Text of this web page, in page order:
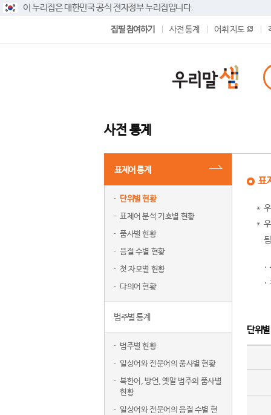
이 누리집은 대한민국 공식 전자정부 누리집입니다.
집필 참여하기 사전 통계 어휘 지도
사전 통계
표제어 통계
단위별 현황
표제어 분석 기호별 현황
품사별 현황
음절 수별 현황
첫 자모별 현황
다의어 현황
범주별 통계
범주별 현황
일상어와 전문어의 품사별 현황
북한어, 방언, 옛말 범주의 품사별
현황
일상어와 전문어의 음절 수별 현
표
단위